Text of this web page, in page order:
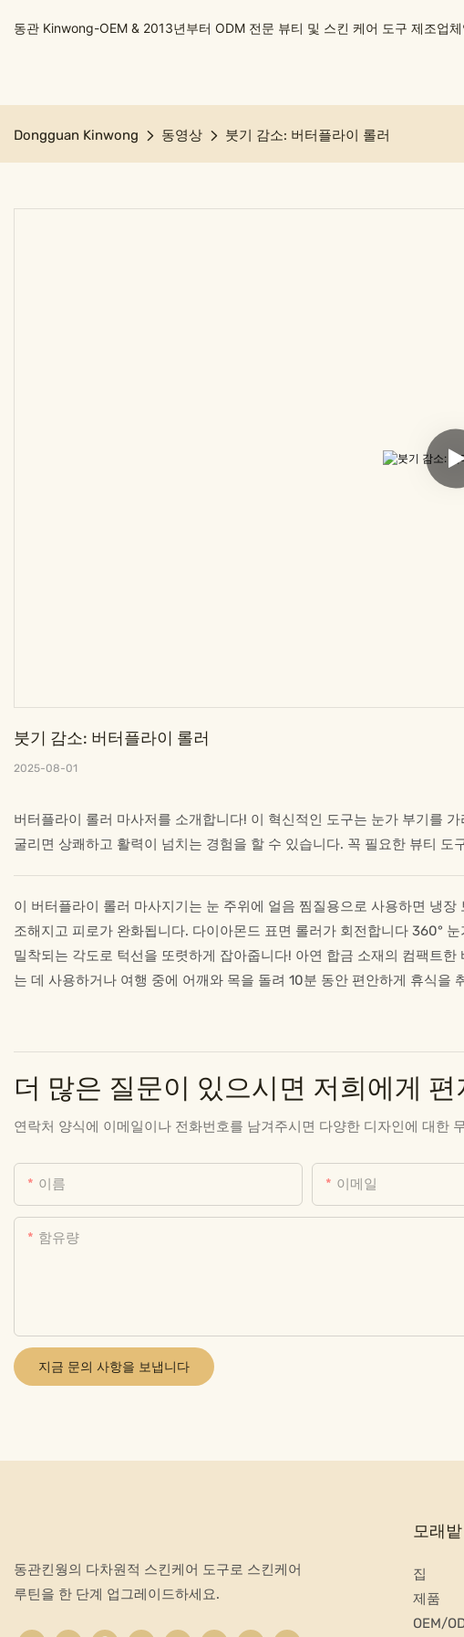
동관 Kinwong-OEM & 2013년부터 ODM 전문 뷰티 및 스킨 케어 도구 제조업
Dongguan Kinwong 동영상 붓기 감소: 버터플라이 롤러
붓기 감소: 버터플라이 롤러
2025-08-01
버터플라이 롤러 마사저를 소개합니다! 이 혁신적인 도구는 눈가 부기를
굴리면 상쾌하고 활력이 넘치는 경험을 할 수 있습니다. 꼭 필요한 뷰티
이 버터플라이 롤러 마사지기는 눈 주위에 얼음 찜질용으로 사용하면 냉
조해지고 피로가 완화됩니다. 다이아몬드 표면 롤러가 회전합니다 360°
밀착되는 각도로 턱선을 또렷하게 잡아줍니다! 아연 합금 소재의 컴팩트
는 데 사용하거나 여행 중에 어깨와 목을 돌려 10분 동안 편안하게 휴식을
더 많은 질문이 있으시면 저희에게
연락처 양식에 이메일이나 전화번호를 남겨주시면 다양한 디자인에 대한
이름 이메일
함유량
지금 문의 사항을 보냅니다
동관킨웡의 다차원적 스킨케어 도구로 스킨케어
루틴을 한 단계 업그레이드하세요.
모래밭
집
제품
OEM/